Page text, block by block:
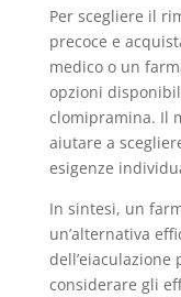
Per scegliere il
precoce e
medico o un
opzioni
clomipramina. Il
aiutare a
esigenze
In sintesi, un
un’alternativa
considerare gli